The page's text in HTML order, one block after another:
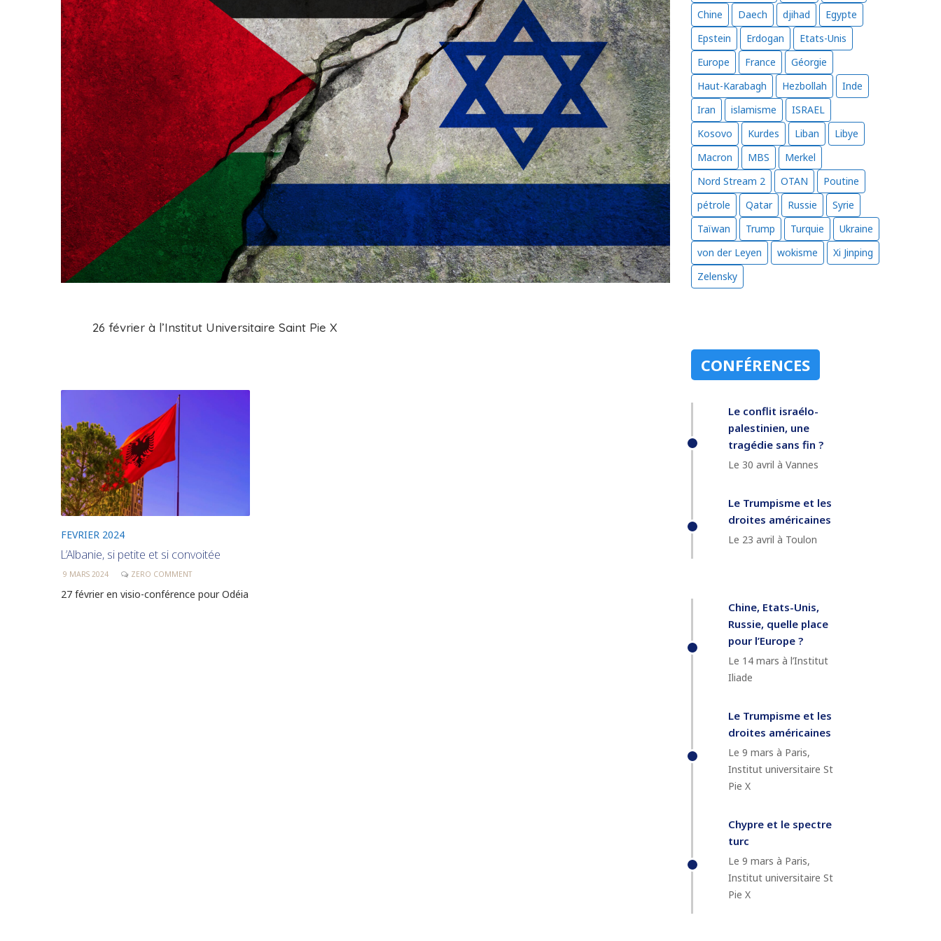
26 février à l’Institut Universitaire Saint Pie X
FEVRIER 2024
L’Albanie, si petite et si convoitée
9 MARS 2024 ZERO COMMENT
27 février en visio-conférence pour Odéia
Chine
Daech djihad
Egypte
Epstein
Erdogan
Etats-Unis
Europe
France
Géorgie
Haut-Karabagh
Hezbollah
Inde
Iran
islamisme
ISRAEL
Kosovo
Kurdes Liban
Libye
Macron
MBS
Merkel
Nord Stream 2
OTAN
Poutine
pétrole
Qatar Russie
Syrie
Taïwan
Trump Turquie
Ukraine
von der Leyen
wokisme
Xi Jinping
Zelensky
CONFÉRENCES
Le conflit israélo-
palestinien, une
tragédie sans fin ?
Le 30 avril à Vannes
Le Trumpisme et les
droites américaines
Le 23 avril à Toulon
Chine, Etats-Unis,
Russie, quelle place
pour l’Europe ?
Le 14 mars à l’Institut
Iliade
Le Trumpisme et les
droites américaines
Le 9 mars à Paris,
Institut universitaire St
Pie X
Chypre et le spectre
turc
Le 9 mars à Paris,
Institut universitaire St
Pie X